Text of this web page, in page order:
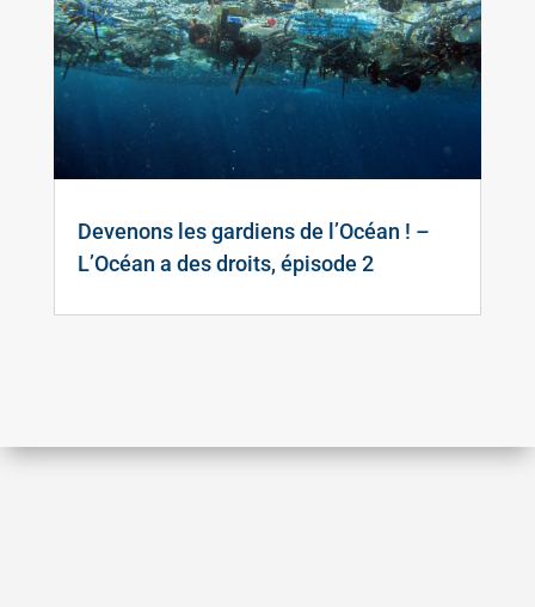
Devenons les gardiens de l’Océan ! –
L’Océan a des droits, épisode 2